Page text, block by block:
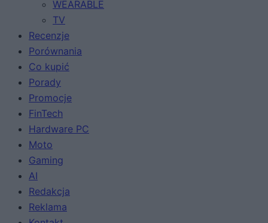
WEARABLE
TV
Recenzje
Porównania
Co kupić
Porady
Promocje
FinTech
Hardware PC
Moto
Gaming
AI
Redakcja
Reklama